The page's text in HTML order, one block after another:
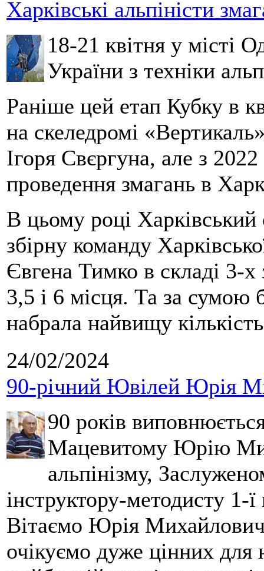
Харківські альпіністи
18-21 квітня у місті
України з техніки
Раніше цей етап Кубку в
на скеледромі
Ігоря Свєргуна, але з
проведення змагань в
В цьому році Харківський
збірну команду
Євгена Тимко в складі 3-х
3,5 і 6 місця. Та за сумою
набрала найвищу
24/02/2024
90-річний Ювілей Юрія
90 років
Мацевитому Юрію
альпінізму,
інструктору-методисту 1-
Вітаємо Юрія
очікуємо дуже цінних для